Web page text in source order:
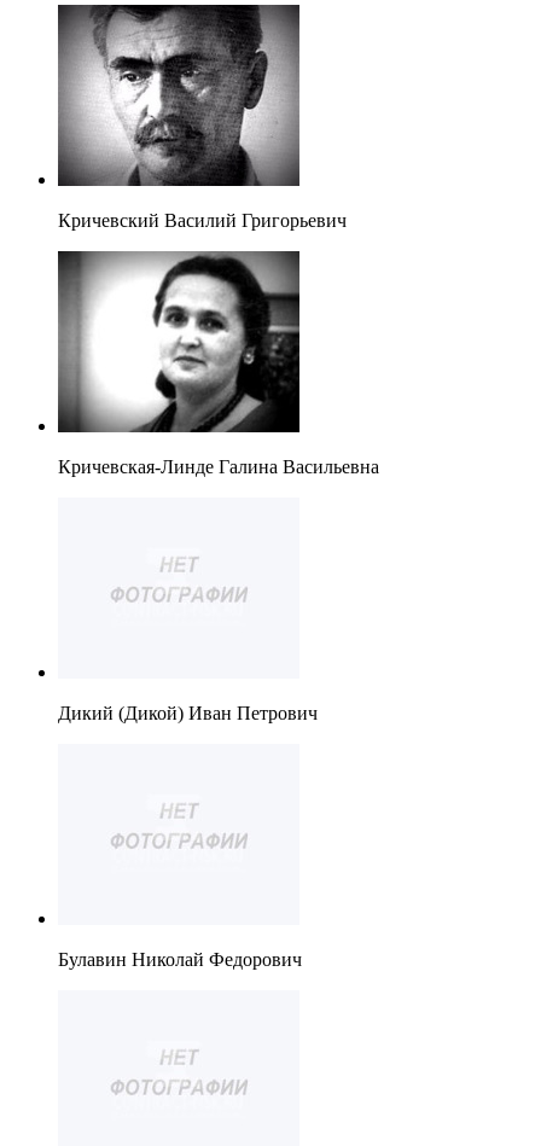
Кричевский Василий Григорьевич
Кричевская-Линде Галина Васильевна
Дикий (Дикой) Иван Петрович
Булавин Николай Федорович